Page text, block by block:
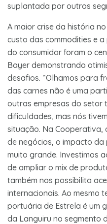
suplantada por outros
A maior crise da história
custo das commodities e
do consumidor foram o
Bayer demonstrando
desafios. “Olhamos para
das carnes não é uma
outras empresas do setor
dificuldades, mas nós
situação. Na
de negócios, o impacto
muito grande. Investimos
de ampliar o mix de
também nos possibilita
internacionais. Ao mesmo
portuária de Estrela é um
da Languiru no segmento